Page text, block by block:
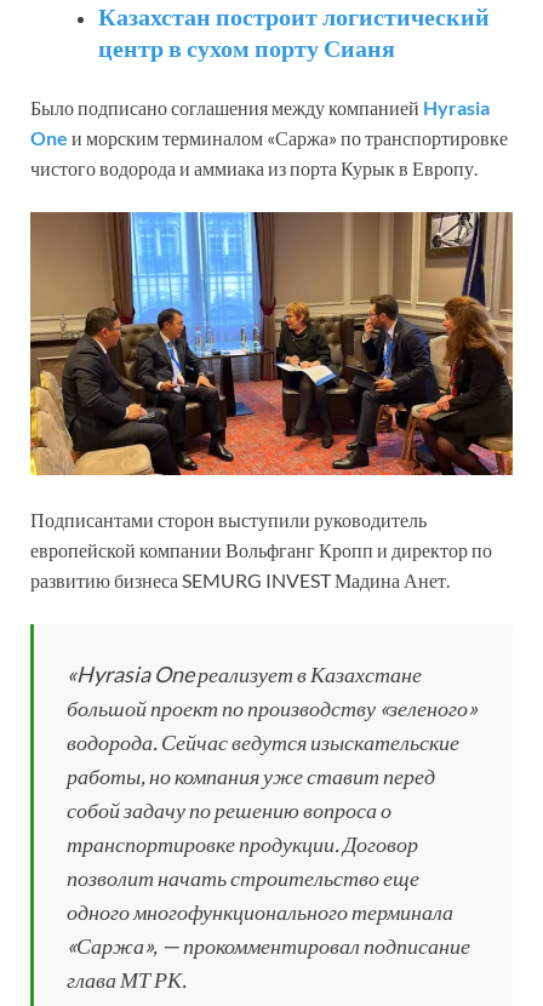
Казахстан построит логистический
центр в сухом порту Сианя
Было подписано соглашения между компанией Hyrasia
One и морским терминалом «Саржа» по транспортировке
чистого водорода и аммиака из порта Курык в Европу.
Подписантами сторон выступили руководитель
европейской компании Вольфганг Кропп и директор по
развитию бизнеса SEMURG INVEST Мадина Анет.
«Hyrasia One реализует в Казахстане
большой проект по производству «зеленого»
водорода. Сейчас ведутся изыскательские
работы, но компания уже ставит перед
собой задачу по решению вопроса о
транспортировке продукции. Договор
позволит начать строительство еще
одного многофункционального терминала
«Саржа», — прокомментировал подписание
глава МТ РК.